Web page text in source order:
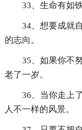
33、生命有如
34、想要成就
的志向。
35、如果你不
老了一岁。
36、当你走上
人不一样的风景。